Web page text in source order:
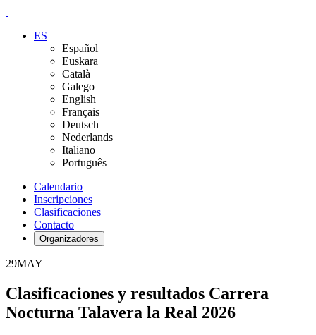
ES
Español
Euskara
Català
Galego
English
Français
Deutsch
Nederlands
Italiano
Português
Calendario
Inscripciones
Clasificaciones
Contacto
Organizadores
29MAY
Clasificaciones y resultados Carrera
Nocturna Talavera la Real 2026